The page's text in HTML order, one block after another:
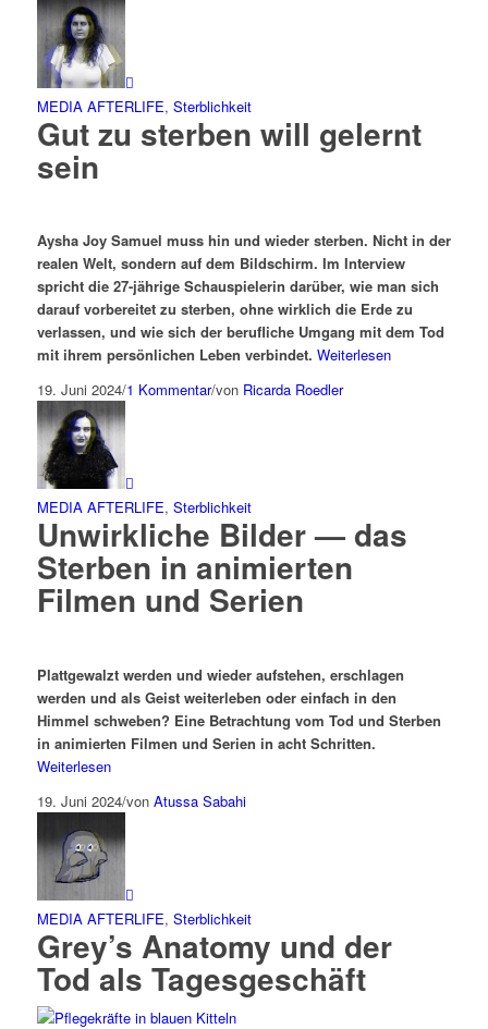
MEDIA AFTERLIFE, Sterblichkeit
Gut zu sterben will gelernt
sein
Aysha Joy Samuel muss hin und wieder sterben. Nicht in der
realen Welt, sondern auf dem Bildschirm. Im Interview
spricht die 27-jährige Schauspielerin darüber, wie man sich
darauf vorbereitet zu sterben, ohne wirklich die Erde zu
verlassen, und wie sich der berufliche Umgang mit dem Tod
mit ihrem persönlichen Leben verbindet. Weiterlesen
19. Juni 2024/1 Kommentar/von Ricarda Roedler
MEDIA AFTERLIFE, Sterblichkeit
Unwirkliche Bilder — das
Sterben in animierten
Filmen und Serien
Plattgewalzt werden und wieder aufstehen, erschlagen
werden und als Geist weiterleben oder einfach in den
Himmel schweben? Eine Betrachtung vom Tod und Sterben
in animierten Filmen und Serien in acht Schritten.
Weiterlesen
19. Juni 2024/von Atussa Sabahi
MEDIA AFTERLIFE, Sterblichkeit
Grey’s Anatomy und der
Tod als Tagesgeschäft